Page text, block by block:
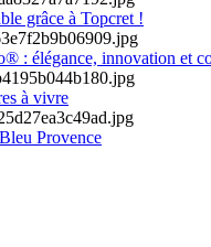
grâce à Topcret !
: élégance, innovation et
à vivre
Provence